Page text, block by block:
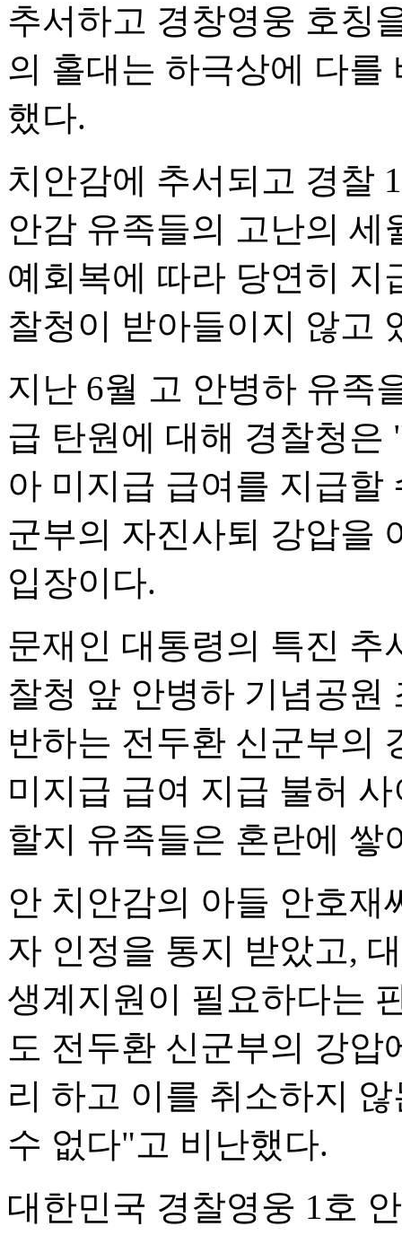
추서하고 경창영웅 호칭
의 홀대는 하극상에 다를
했다.
치안감에 추서되고 경찰
안감 유족들의 고난의 세
예회복에 따라 당연히 지
찰청이 받아들이지 않고
지난 6월 고 안병하 유족
급 탄원에 대해 경찰청은
아 미지급 급여를 지급할
군부의 자진사퇴 강압을
입장이다.
문재인 대통령의 특진 추
찰청 앞 안병하 기념공원
반하는 전두환 신군부의
미지급 급여 지급 불허
할지 유족들은 혼란에 쌓
안 치안감의 아들 안호
자 인정을 통지 받았고,
생계지원이 필요하다는
도 전두환 신군부의 강압
리 하고 이를 취소하지
수 없다"고 비난했다.
대한민국 경찰영웅 1호